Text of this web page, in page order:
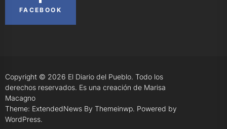
FACEBOOK
Copyright © 2026 El Diario del Pueblo. Todo los
derechos reservados. Es una creación de Marisa
Macagno
Theme: ExtendedNews By Themeinwp. Powered by
WordPress.